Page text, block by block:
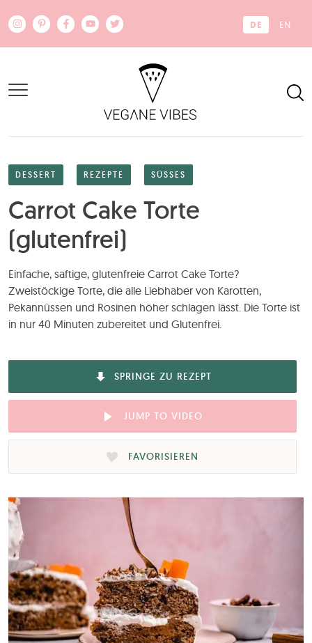
DE EN
DESSERT REZEPTE SÜSSES
Carrot Cake Torte
(glutenfrei)
Einfache, saftige, glutenfreie Carrot Cake Torte?
Zweistöckige Torte, die alle Liebhaber von Karotten,
Pekannüssen und Rosinen höher schlagen lässt. Die Torte ist
in nur 40 Minuten zubereitet und Glutenfrei.
SPRINGE ZU REZEPT
JUMP TO VIDEO
FAVORISIEREN